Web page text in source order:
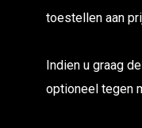
toestellen aan
Indien u graag
optioneel tegen